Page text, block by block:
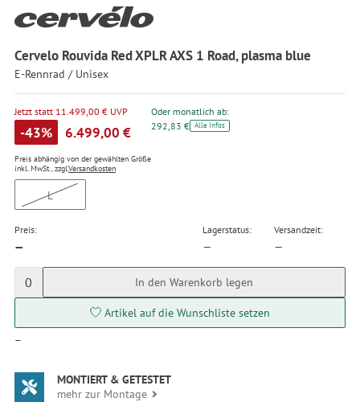
Cervelo Rouvida Red XPLR AXS 1 Road, plasma blue
E-Rennrad / Unisex
Jetzt statt 11.499,00 € UVP
-43% 6.499,00 €
Preis abhängig von der gewählten Größe
inkl. MwSt., zzgl.Versandkosten
Oder monatlich ab:
292,83 € Alle Infos
L
Preis:
—
Lagerstatus:
—
Versandzeit:
—
0 In den Warenkorb legen
Artikel auf die Wunschliste setzen
—
MONTIERT & GETESTET
mehr zur Montage